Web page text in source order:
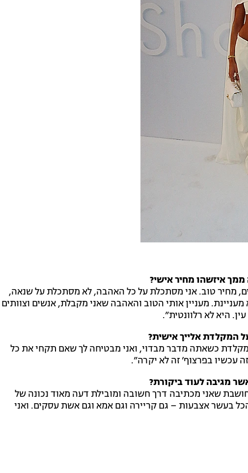
איזשהו מחיר אישי?
מחיר טוב. אני מסתכלת על כל האהבה, לא מסתכלת על שנאה,
מעניין אותי הטוב והאהבה שאני מקבלת, אנשים וצוותים
היא לא רלוונטית”.
המקלדת אלייך אישית?
כשאתה מדבר מבדוי, ואני מבטיחה לך שאם תקחי את כל
עכשיו בפרצוף’ זה לא יקרה”.
מגיבה לעוד ביקורת?
שאני מכתיבה דרך חשובה ומובילת דעה מאוד נכונה של
בעשר אצבעות – גם קריירה וגם אמא וגם אשת עסקים. ואני